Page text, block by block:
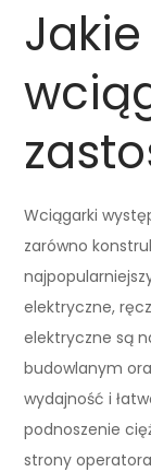
Wciągarki
zarówno
elektryczne,
elektryczne są
budowlanym
wydajność i
podnoszenie
strony